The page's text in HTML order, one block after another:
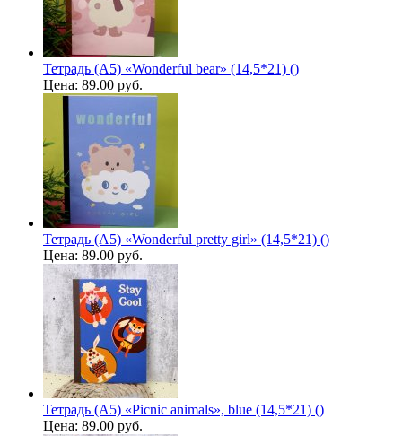
Тетрадь (A5) «Wonderful bear» (14,5*21) ()
Цена: 89.00 руб.
Тетрадь (A5) «Wonderful pretty girl» (14,5*21) ()
Цена: 89.00 руб.
Тетрадь (A5) «Picnic animals», blue (14,5*21) ()
Цена: 89.00 руб.